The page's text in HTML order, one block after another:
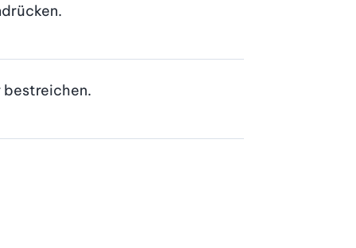
bestreichen.